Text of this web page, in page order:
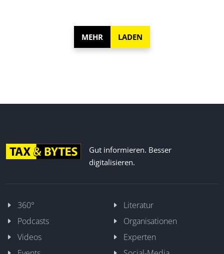
Gut informieren. Besser
digitalisieren.
360°
Literatur
Podcasts
Organisationen
Videos
Experten